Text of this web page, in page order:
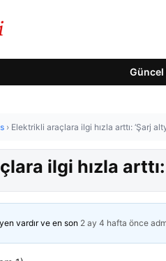
Güncel
› Elektrikli araçlara ilgi hızla arttı: ‘Şarj
ilgi hızla arttı:
vardır ve en son 2 ay 4 hafta önce